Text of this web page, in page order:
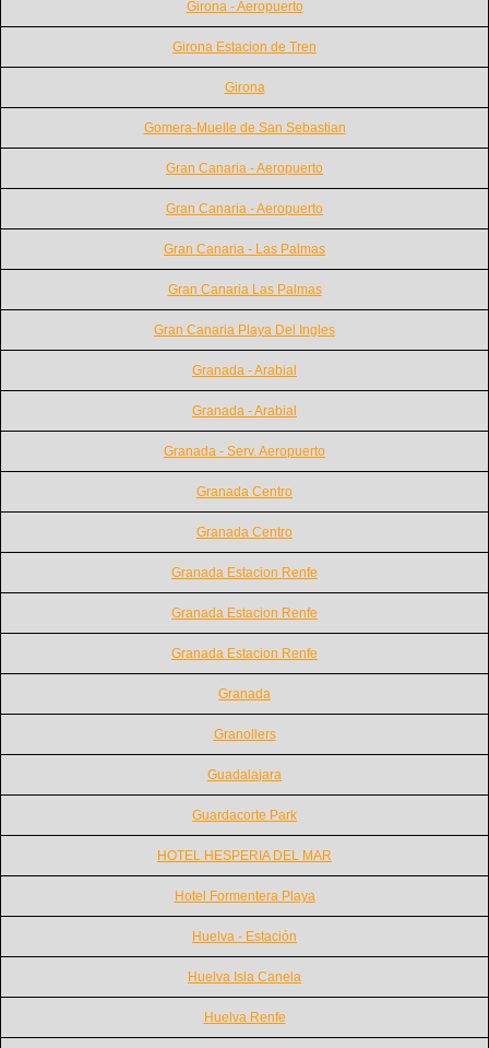
Girona - Aeropuerto
Girona Estacion de Tren
Girona
Gomera-Muelle de San Sebastian
Gran Canaria - Aeropuerto
Gran Canaria - Aeropuerto
Gran Canaria - Las Palmas
Gran Canaria Las Palmas
Gran Canaria Playa Del Ingles
Granada - Arabial
Granada - Arabial
Granada - Serv. Aeropuerto
Granada Centro
Granada Centro
Granada Estacion Renfe
Granada Estacion Renfe
Granada Estacion Renfe
Granada
Granollers
Guadalajara
Guardacorte Park
HOTEL HESPERIA DEL MAR
Hotel Formentera Playa
Huelva - Estación
Huelva Isla Canela
Huelva Renfe